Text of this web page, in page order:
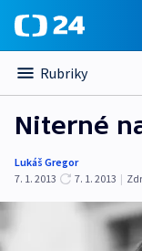
Rubriky
Niterné
Lukáš Gregor
7. 1. 2013
7. 1. 2013 |